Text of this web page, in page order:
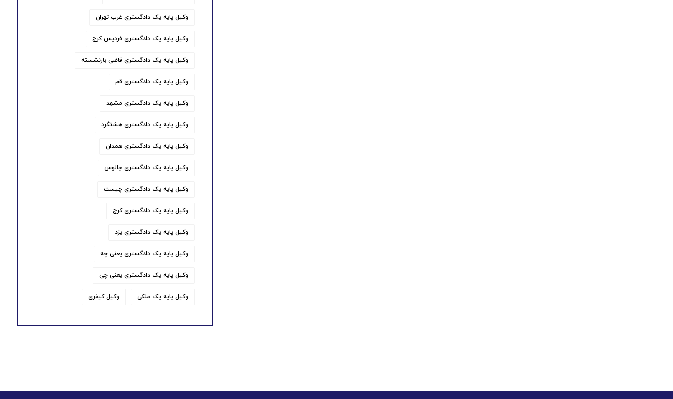
وکیل پایه یک دادگستری غرب تهران
وکیل پایه یک دادگستری فردیس کرج
وکیل پایه یک دادگستری قاضی بازنشسته
وکیل پایه یک دادگستری قم
وکیل پایه یک دادگستری مشهد
وکیل پایه یک دادگستری هشتگرد
وکیل پایه یک دادگستری همدان
وکیل پایه یک دادگستری چالوس
وکیل پایه یک دادگستری چیست
وکیل پایه یک دادگستری کرج
وکیل پایه یک دادگستری یزد
وکیل پایه یک دادگستری یعنی چه
وکیل پایه یک دادگستری یعنی چی
وکیل پایه یک ملکی وکیل کیفری